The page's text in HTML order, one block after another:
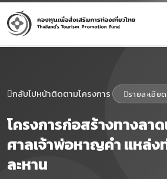
กลับไปหน้าติดตามโครงการ รายละเอีย
โครงการก่อสร้างทางลา
ศาลเจ้าพ่อหาญคำ แหล่ง
ละหาน